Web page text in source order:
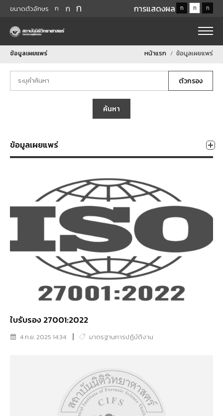
ขนาดตัวอักษร ก ก ก การแสดงผล ก ก ก
ข้อมูลเผยแพร่ หน้าแรก ข้อมูลเผยแพร่
ตัวกรอง
ค้นหา
ข้อมูลเผยแพร่
ใบรับรอง 27001:2022
4 ก.ย. 2025 14:34 มาตรฐานการปฏิบัติงาน